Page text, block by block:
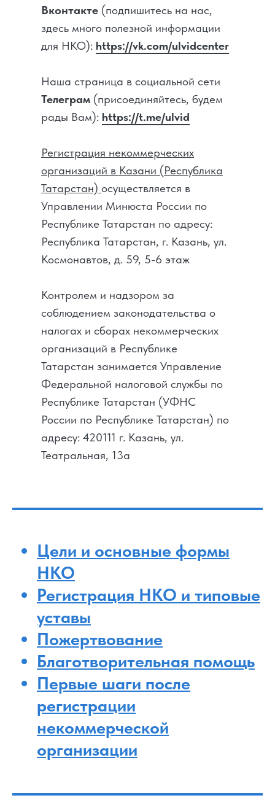
Вконтакте (подпишитесь на нас,
здесь много полезной информации
для НКО): https://vk.com/ulvidcenter
Наша страница в социальной сети
Телеграм (присоединяйтесь, будем
рады Вам): https://t.me/ulvid
Регистрация некоммерческих
организаций в Казани (Республика
Татарстан) осуществляется в
Управлении Минюста России по
Республике Татарстан по адресу:
Республика Татарстан, г. Казань, ул.
Космонавтов, д. 59, 5-6 этаж
Контролем и надзором за
соблюдением законодательства о
налогах и сборах некоммерческих
организаций в Республике
Татарстан занимается Управление
Федеральной налоговой службы по
Республике Татарстан (УФНС
России по Республике Татарстан) по
адресу: 420111 г. Казань, ул.
Театральная, 13а
Цели и основные формы
НКО
Регистрация НКО и типовые
уставы
Пожертвование
Благотворительная помощь
Первые шаги после
регистрации
некоммерческой
организации